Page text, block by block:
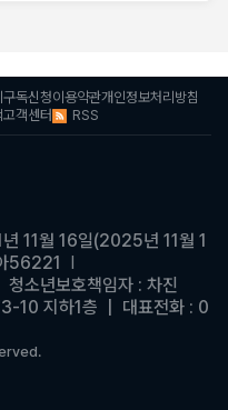
구독신청이용약관개인정보처리방침
고객센터 RSS
11월 16일(2025년 11월 1
56221
청소년보호책임자 : 차진
10 지하1층 | 대표전화 : 0